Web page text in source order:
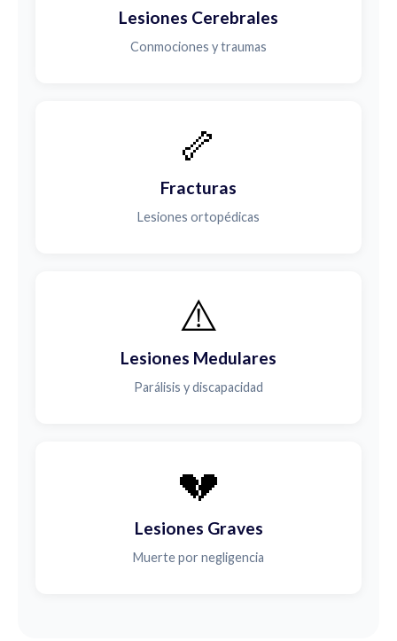
Lesiones Cerebrales
Conmociones y traumas
🦴
Fracturas
Lesiones ortopédicas
⚠️
Lesiones Medulares
Parálisis y discapacidad
💔
Lesiones Graves
Muerte por negligencia